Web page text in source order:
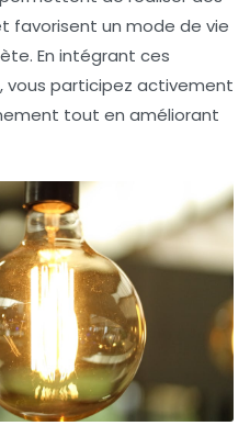
favorisent un mode de vie
En intégrant ces
vous participez activement
tout en améliorant